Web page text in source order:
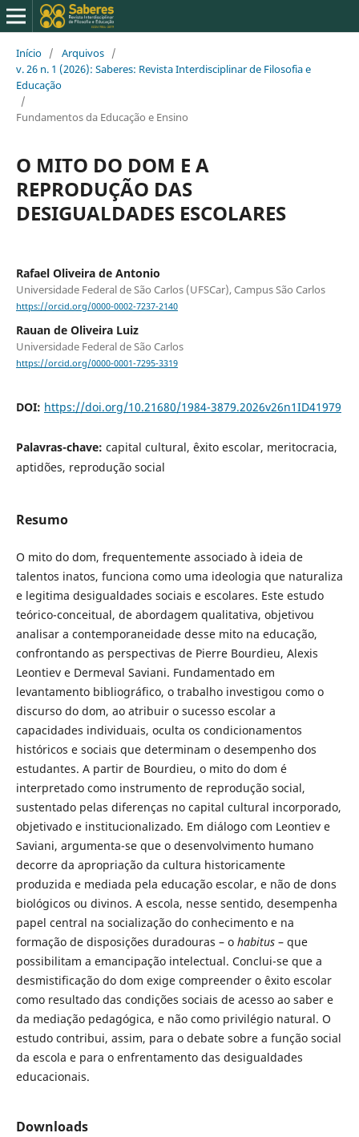
Início / Arquivos /
v. 26 n. 1 (2026): Saberes: Revista Interdisciplinar de Filosofia e
Educação
/
Fundamentos da Educação e Ensino
O MITO DO DOM E A
REPRODUÇÃO DAS
DESIGUALDADES ESCOLARES
Rafael Oliveira de Antonio
Universidade Federal de São Carlos (UFSCar), Campus São Carlos
https://orcid.org/0000-0002-7237-2140
Rauan de Oliveira Luiz
Universidade Federal de São Carlos
https://orcid.org/0000-0001-7295-3319
DOI: https://doi.org/10.21680/1984-3879.2026v26n1ID41979
Palavras-chave: capital cultural, êxito escolar, meritocracia,
aptidões, reprodução social
Resumo
O mito do dom, frequentemente associado à ideia de
talentos inatos, funciona como uma ideologia que naturaliza
e legitima desigualdades sociais e escolares. Este estudo
teórico-conceitual, de abordagem qualitativa, objetivou
analisar a contemporaneidade desse mito na educação,
confrontando as perspectivas de Pierre Bourdieu, Alexis
Leontiev e Dermeval Saviani. Fundamentado em
levantamento bibliográfico, o trabalho investigou como o
discurso do dom, ao atribuir o sucesso escolar a
capacidades individuais, oculta os condicionamentos
históricos e sociais que determinam o desempenho dos
estudantes. A partir de Bourdieu, o mito do dom é
interpretado como instrumento de reprodução social,
sustentado pelas diferenças no capital cultural incorporado,
objetivado e institucionalizado. Em diálogo com Leontiev e
Saviani, argumenta-se que o desenvolvimento humano
decorre da apropriação da cultura historicamente
produzida e mediada pela educação escolar, e não de dons
biológicos ou divinos. A escola, nesse sentido, desempenha
papel central na socialização do conhecimento e na
formação de disposições duradouras – o habitus– que
possibilitam a emancipação intelectual. Conclui-se que a
desmistificação do dom exige compreender o êxito escolar
como resultado das condições sociais de acesso ao saber e
da mediação pedagógica, e não como privilégio natural. O
estudo contribui, assim, para o debate sobre a função social
da escola e para o enfrentamento das desigualdades
educacionais.
Downloads